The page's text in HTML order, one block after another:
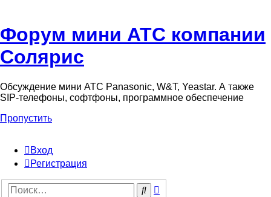
Форум мини АТС компании
Солярис
Обсуждение мини АТС Panasonic, W&T, Yeastar. А также
SIP-телефоны, софтфоны, программное обеспечение
Пропустить
Вход
Регистрация
Поиск